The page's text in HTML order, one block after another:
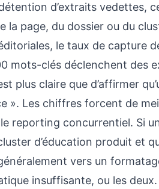
d’extraits vedettes,
la page, du dossier ou du
le taux de capture
mots-clés déclenchent des
plus claire que d’affirmer
». Les chiffres forcent de
le reporting concurrentiel. Si
d’éducation produit et
vers un
insuffisante, ou les deux.